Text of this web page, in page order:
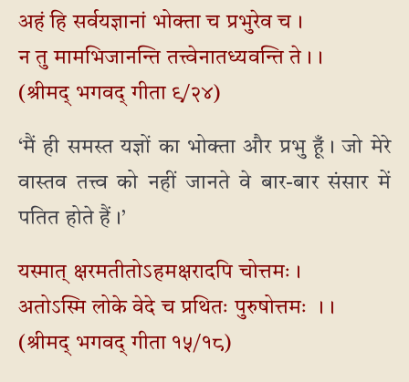
अहं हि सर्वयज्ञानां भोक्ता च प्रभुरेव च।
न तु मामभिजानन्ति तत्त्वेनातध्यवन्ति ते।।
(श्रीमद् भगवद् गीता ९/२४)
‘मैं ही समस्त यज्ञों का भोक्ता और प्रभु हूँ। जो मेरे
वास्तव तत्त्व को नहीं जानते वे बार-बार संसार में
पतित होते हैं।’
यस्मात् क्षरमतीतोऽहमक्षरादपि चोत्तमः।
अतोऽस्मि लोके वेदे च प्रथितः पुरुषोत्तमः ।।
(श्रीमद् भगवद् गीता १५/१८)